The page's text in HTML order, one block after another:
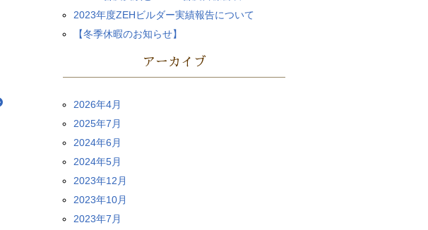
2023年度ZEHビルダー実績報告について
【冬季休暇のお知らせ】
アーカイブ
2026年4月
2025年7月
2024年6月
2024年5月
2023年12月
2023年10月
2023年7月